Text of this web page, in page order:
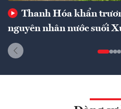
Thanh Hóa khẩn
nguyên nhân nước suối